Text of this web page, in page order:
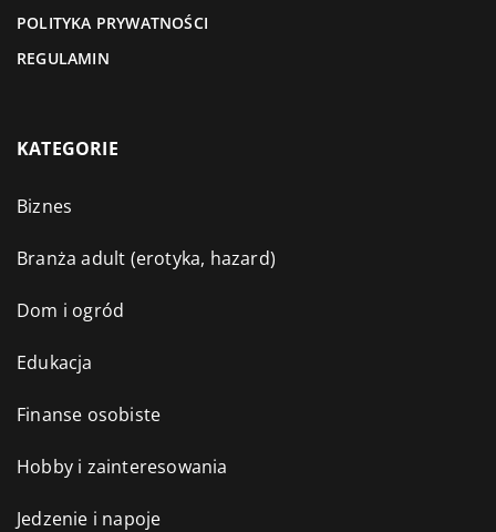
POLITYKA PRYWATNOŚCI
REGULAMIN
KATEGORIE
Biznes
Branża adult (erotyka, hazard)
Dom i ogród
Edukacja
Finanse osobiste
Hobby i zainteresowania
Jedzenie i napoje